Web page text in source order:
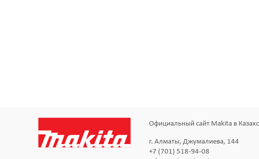
Официальный сайт Makita в
г. Алматы, Джумалиева, 144
+7 (701) 518-94-08